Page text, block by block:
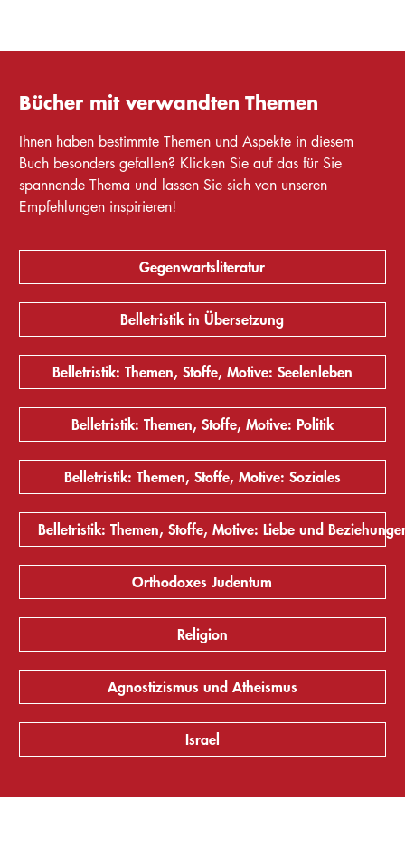
Bücher mit verwandten Themen
Ihnen haben bestimmte Themen und Aspekte in diesem
Buch besonders gefallen? Klicken Sie auf das für Sie
spannende Thema und lassen Sie sich von unseren
Empfehlungen inspirieren!
Gegenwartsliteratur
Belletristik in Übersetzung
Belletristik: Themen, Stoffe, Motive: Seelenleben
Belletristik: Themen, Stoffe, Motive: Politik
Belletristik: Themen, Stoffe, Motive: Soziales
Belletristik: Themen, Stoffe, Motive: Liebe und
Orthodoxes Judentum
Religion
Agnostizismus und Atheismus
Israel